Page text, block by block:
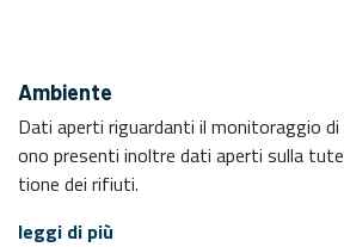
Ambiente
Dati aperti riguardanti il monitoraggio di
ono presenti inoltre dati aperti sulla
tione dei rifiuti.
leggi di più